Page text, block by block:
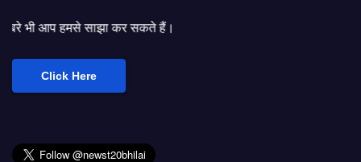
कर सकते हैं।
Click Here